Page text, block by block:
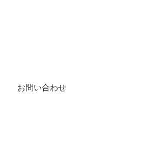
お問い合わせ